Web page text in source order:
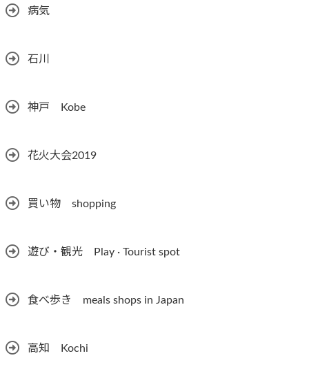
病気
石川
神戸 Kobe
花火大会2019
買い物 shopping
遊び・観光 Play · Tourist spot
食べ歩き meals shops in Japan
高知 Kochi